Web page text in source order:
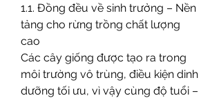
1.1. Đồng đều về sinh trưởng – Nền
tảng cho rừng trồng chất lượng
cao
Các cây giống được tạo ra trong
môi trường vô trùng, điều kiện dinh
dưỡng tối ưu, vì vậy cùng độ tuổi –